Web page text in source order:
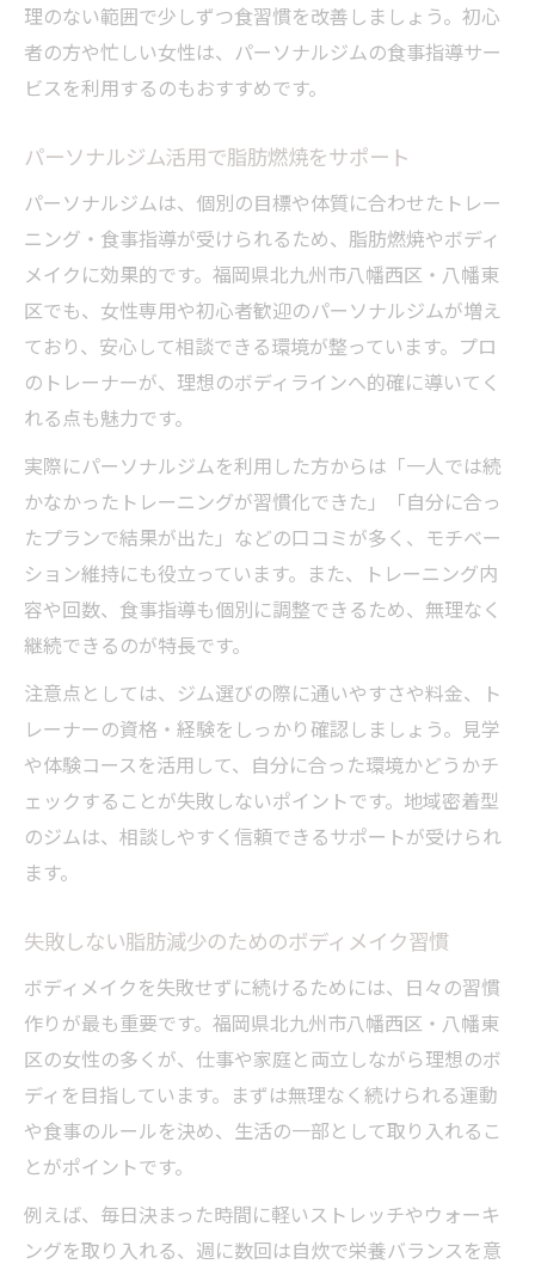
理のない範囲で少しずつ食習慣を改善しましょう。初心
者の方や忙しい女性は、パーソナルジムの食事指導サー
ビスを利用するのもおすすめです。
パーソナルジム活用で脂肪燃焼をサポート
パーソナルジムは、個別の目標や体質に合わせたトレー
ニング・食事指導が受けられるため、脂肪燃焼やボディ
メイクに効果的です。福岡県北九州市八幡西区・八幡東
区でも、女性専用や初心者歓迎のパーソナルジムが増え
ており、安心して相談できる環境が整っています。プロ
のトレーナーが、理想のボディラインへ的確に導いてく
れる点も魅力です。
実際にパーソナルジムを利用した方からは「一人では続
かなかったトレーニングが習慣化できた」「自分に合っ
たプランで結果が出た」などの口コミが多く、モチベー
ション維持にも役立っています。また、トレーニング内
容や回数、食事指導も個別に調整できるため、無理なく
継続できるのが特長です。
注意点としては、ジム選びの際に通いやすさや料金、ト
レーナーの資格・経験をしっかり確認しましょう。見学
や体験コースを活用して、自分に合った環境かどうかチ
ェックすることが失敗しないポイントです。地域密着型
のジムは、相談しやすく信頼できるサポートが受けられ
ます。
失敗しない脂肪減少のためのボディメイク習慣
ボディメイクを失敗せずに続けるためには、日々の習慣
作りが最も重要です。福岡県北九州市八幡西区・八幡東
区の女性の多くが、仕事や家庭と両立しながら理想のボ
ディを目指しています。まずは無理なく続けられる運動
や食事のルールを決め、生活の一部として取り入れるこ
とがポイントです。
例えば、毎日決まった時間に軽いストレッチやウォーキ
ングを取り入れる、週に数回は自炊で栄養バランスを意